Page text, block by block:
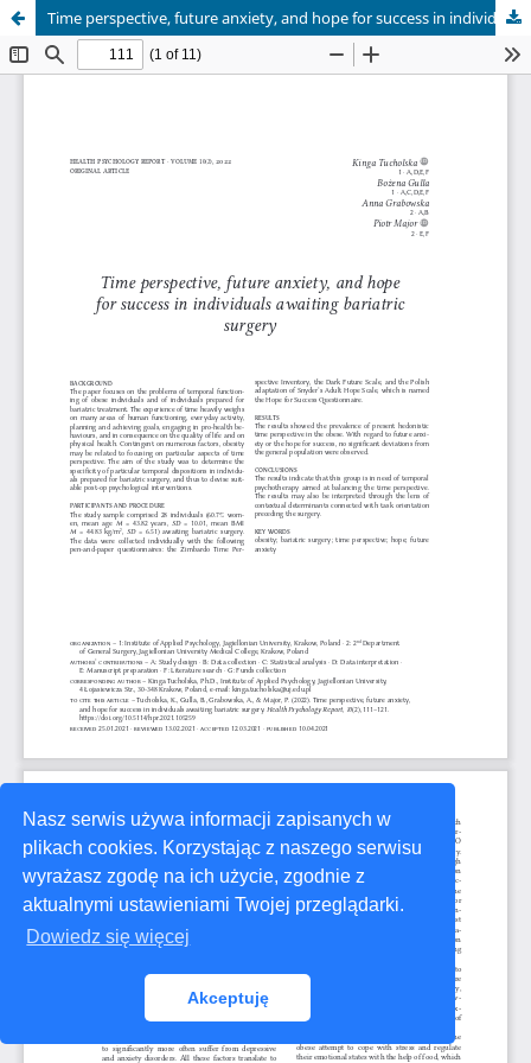
Nasz serwis używa informacji zapisanych w
plikach cookies. Korzystając z naszego serwisu
wyrażasz zgodę na ich użycie, zgodnie z
aktualnymi ustawieniami Twojej przeglądarki.
Dowiedz się więcej
Akceptuję
Time perspective, future anxiety, and hope for success in individuals awaiting bariatric surgery